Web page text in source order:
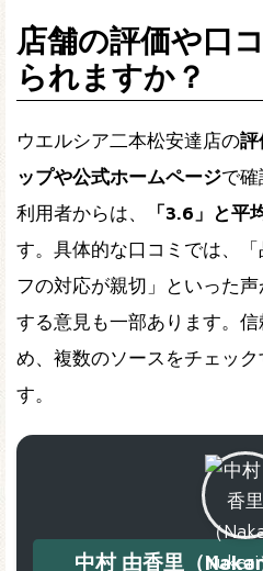
店舗の評価や口
られますか？
ウエルシア二本松安達店の評
ップや公式ホームページで
利用者からは、
「3.6」と平
す。具体的な口コミでは、
フの対応が親切」といった
する意見も一部あります。
め、複数のソースをチェッ
す。
中村 由香里（